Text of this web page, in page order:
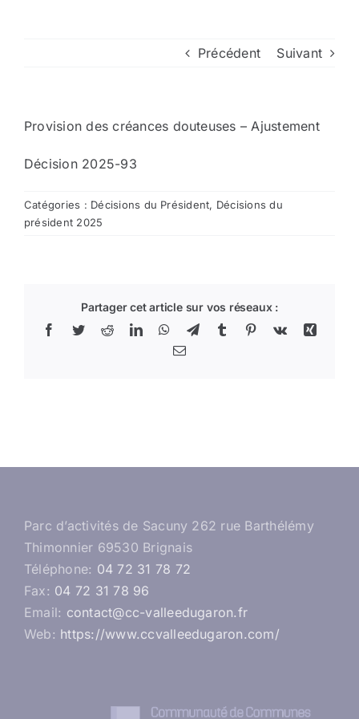
Précédent Suivant
Provision des créances douteuses – Ajustement
Décision 2025-93
Catégories : Décisions du Président, Décisions du
président 2025
Partager cet article sur vos réseaux :
Facebook
TwitterRedditLinkedInWhatsApp
TelegramTumblr Pinterest
Vk
Xing
Email
Parc d’activités de Sacuny 262 rue Barthélémy
Thimonnier 69530 Brignais
Téléphone: 04 72 31 78 72
Fax: 04 72 31 78 96
Email: contact@cc-valleedugaron.fr
Web: https://www.ccvalleedugaron.com/